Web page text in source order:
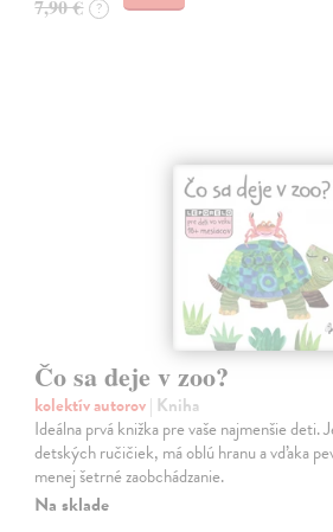
7,90 € ?
Čo sa deje v zoo?
kolektív autorov| Kniha
Ideálna prvá knižka pre vaše najmenšie deti.
detských ručičiek, má oblú hranu a vďaka
menej šetrné zaobchádzanie.
Na sklade